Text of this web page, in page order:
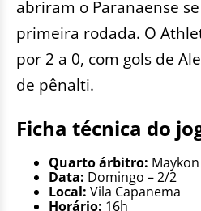
abriram o Paranaense
primeira rodada. O
por 2 a 0, com gols de
de pênalti.
Ficha técnica do
Quarto árbitro:
Data: Domingo – 2/2
Local: Vila Capanema
Horário: 16h